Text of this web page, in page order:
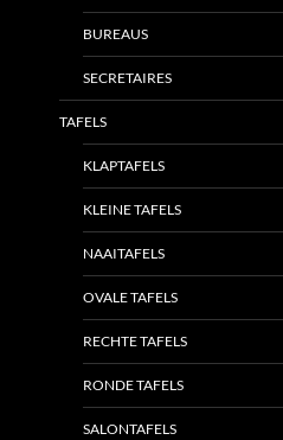
BUREAUS
SECRETAIRES
TAFELS
KLAPTAFELS
KLEINE TAFELS
NAAITAFELS
OVALE TAFELS
RECHTE TAFELS
RONDE TAFELS
SALONTAFELS